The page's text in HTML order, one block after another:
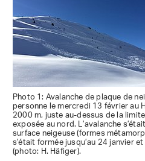
Photo 1: Avalanche de plaque de
personne le mercredi 13 février au
2000 m, juste au-dessus de la
exposée au nord. L’avalanche
surface neigeuse (formes
s’était formée jusqu’au 24 janvier
(photo: H. Häfiger).